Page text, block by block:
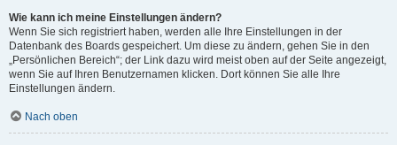
Wie kann ich meine Einstellungen ändern?
Wenn Sie sich registriert haben, werden alle Ihre Einstellungen in der
Datenbank des Boards gespeichert. Um diese zu ändern, gehen Sie in den
„Persönlichen Bereich“; der Link dazu wird meist oben auf der Seite angezeigt,
wenn Sie auf Ihren Benutzernamen klicken. Dort können Sie alle Ihre
Einstellungen ändern.
Nach oben